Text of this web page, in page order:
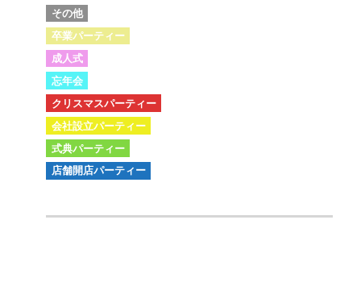
その他
卒業パーティー
成人式
忘年会
クリスマスパーティー
会社設立パーティー
式典パーティー
店舗開店パーティー